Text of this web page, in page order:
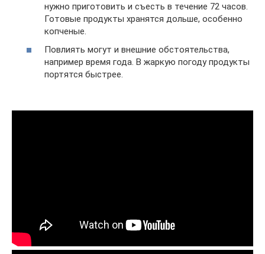
нужно приготовить и съесть в течение 72 часов.
Готовые продукты хранятся дольше, особенно
копченые.
Повлиять могут и внешние обстоятельства,
например время года. В жаркую погоду продукты
портятся быстрее.